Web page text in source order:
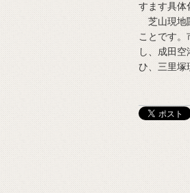
すます具体
芝山現地
ことです
し、成田
ひ、三里塚